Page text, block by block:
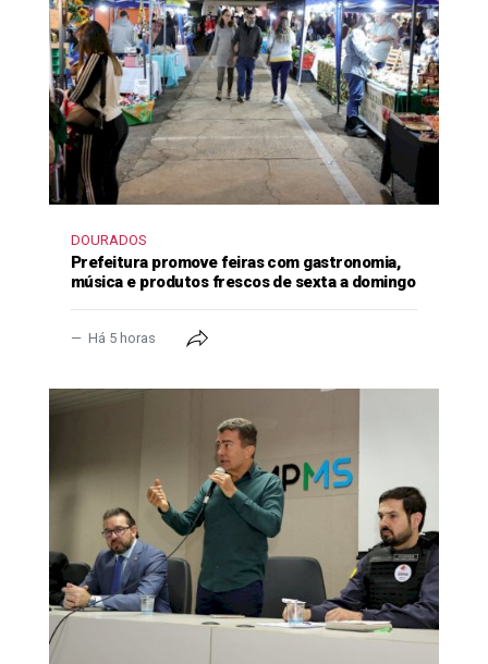
DOURADOS
Prefeitura promove feiras com gastronomia,
música e produtos frescos de sexta a domingo
Há 5 horas